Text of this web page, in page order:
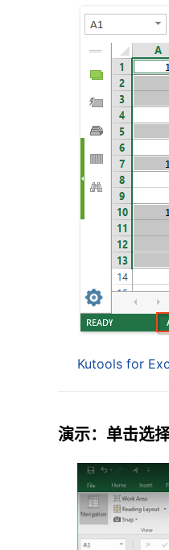
Kutools for
演示：单击选